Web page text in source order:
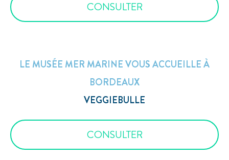
CONSULTER
LE MUSÉE MER MARINE VOUS ACCUEILLE À
BORDEAUX
VEGGIEBULLE
CONSULTER